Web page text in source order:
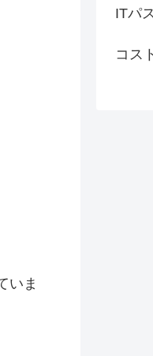
いま
ITパ
コス